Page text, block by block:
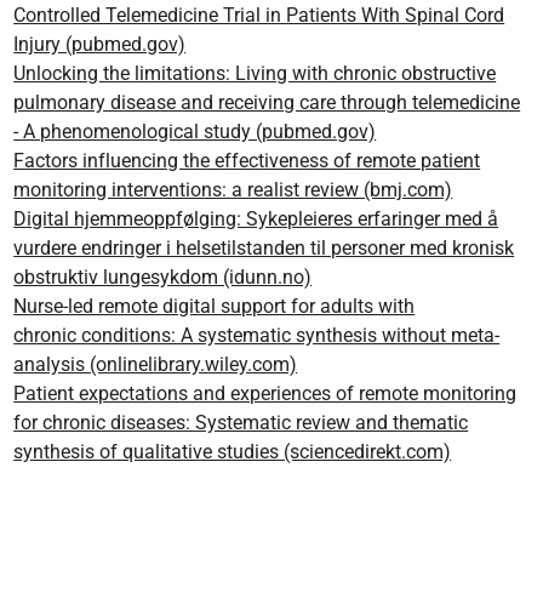
Controlled Telemedicine Trial in Patients With Spinal Cord
Injury (pubmed.gov)
Unlocking the limitations: Living with chronic obstructive
pulmonary disease and receiving care through telemedicine
- A phenomenological study (pubmed.gov)
Factors influencing the effectiveness of remote patient
monitoring interventions: a realist review (bmj.com)
Digital hjemmeoppfølging: Sykepleieres erfaringer med å
vurdere endringer i helsetilstanden til personer med kronisk
obstruktiv lungesykdom (idunn.no)
Nurse-led remote digital support for adults with
chronic conditions: A systematic synthesis without meta-
analysis (onlinelibrary.wiley.com)
Patient expectations and experiences of remote monitoring
for chronic diseases: Systematic review and thematic
synthesis of qualitative studies (sciencedirekt.com)